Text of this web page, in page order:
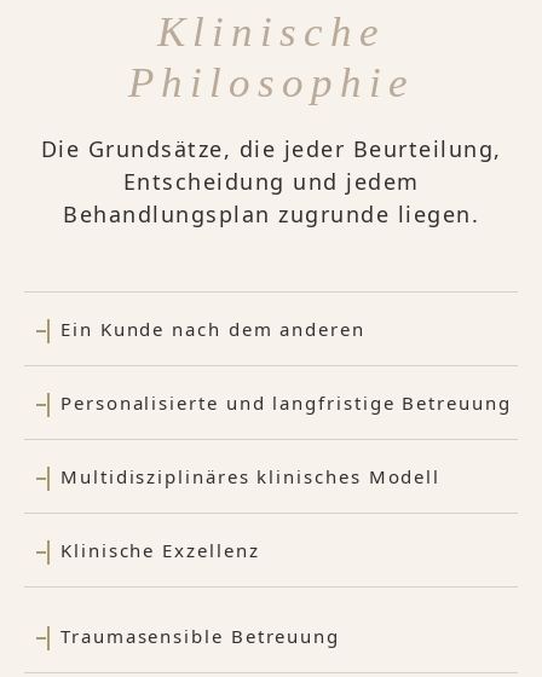
Klinische
Philosophie
Die Grundsätze, die jeder Beurteilung,
Entscheidung und jedem
Behandlungsplan zugrunde liegen.
Ein Kunde nach dem anderen
Personalisierte und langfristige Betreuung
Multidisziplinäres klinisches Modell
Klinische Exzellenz
Traumasensible Betreuung